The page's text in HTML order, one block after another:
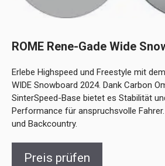
ROME Rene-Gade Wide
Erlebe Highspeed und Freestyle mit dem
WIDE Snowboard 2024. Dank Carbon
SinterSpeed-Base bietet es Stabilität
Performance für anspruchsvolle
und Backcountry.
Preis prüfen